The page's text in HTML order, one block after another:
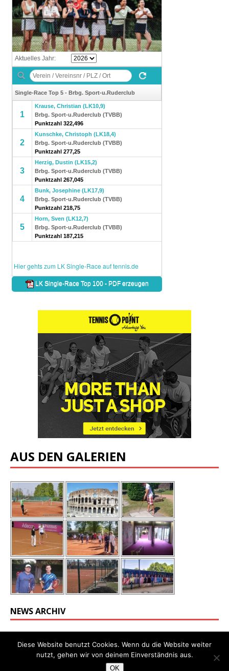
AUS DEN GALERIEN
NEWS ARCHIV
Diese Website benutzt Cookies. Wenn du die Website weiter
nutzt, gehen wir von deinem Einverständnis aus.
OK